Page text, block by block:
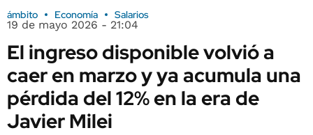
ámbito Economía Salarios
19 de mayo 2026 - 21:04
El ingreso disponible volvió a
caer en marzo y ya acumula una
pérdida del 12% en la era de
Javier Milei